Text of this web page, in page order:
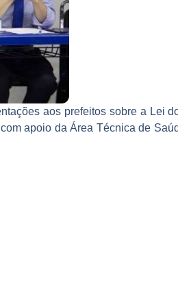
aos prefeitos sobre a Lei
apoio da Área Técnica de